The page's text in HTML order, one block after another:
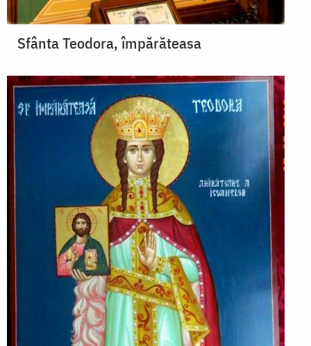
Sfânta Teodora, împărăteasa